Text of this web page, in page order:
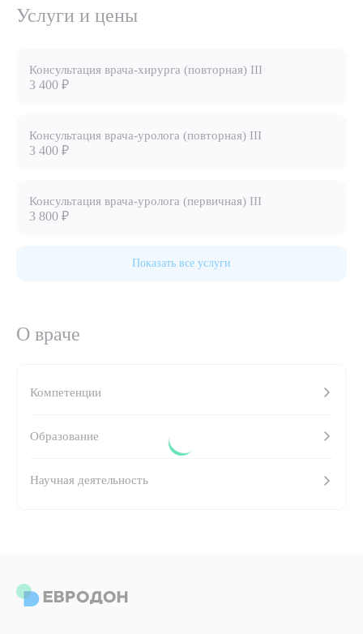
Пользовательское соглашение
ДМС
Филиалы
8 (863) 309-05-06
Услуги и цены
Консультация врача-хирурга (повторная) III
3 400 ₽
Консультация врача-уролога (повторная) III
3 400 ₽
Консультация врача-уролога (первичная) III
3 800 ₽
Показать все услуги
О враче
Компетенции
Образование
Научная деятельность
Выберите сопутствующую услугу
ПОДТВЕРДИТЬ